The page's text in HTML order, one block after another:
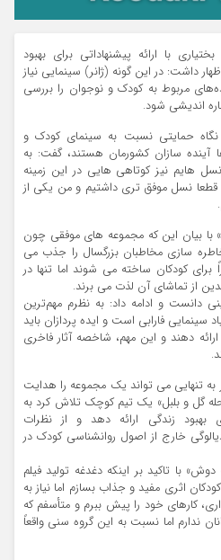
با ارائه پیشنهاداتی برای بهبود
داشت: در این گونه (ژانر) سینمایی نیاز
مربوط به کودک و نوجوان را بررسی
اندیشی شود.
نگاه حمایتی نسبت به سینمای کودک و
آینده سازان کشورمان هستند، گفت: به
هایم نیز کوتاهی هایی در این زمینه
قطعا نسل موفق تری داشتیم و من یکی از
بازیگر فیلم سینمایی «اخراجی‌ها ۳» با بیان این که مجموعه های موفقی چون
سازی مخاطبان بزرگسال را جذب می
برای کودکان ساخته می شوند اما تنها در
از تماشای آن لذت می برند.
دانست و ادامه داد: به نظرم مهم‌ترین
سینمایی فارابی است و ایده پردازان باید
دهند و این مهم، شاخصه آثار فاخری
به تنهایی می تواند یک مجموعه را هدایت
گل و بلبل» یک تیم کوچک تلاش کرد به
بهبود زندگی ارائه دهد و از نظرات
خارج از اصول روانشناسی کودک در
با تاکید بر اینکه دغدغه تولید فیلم
اثری مفید و جذاب بسازم اما نیاز به
کارهای خود را پیش ببرم و متأسفم که
ندارم اما نسبت به این گروه سنی واقعاً